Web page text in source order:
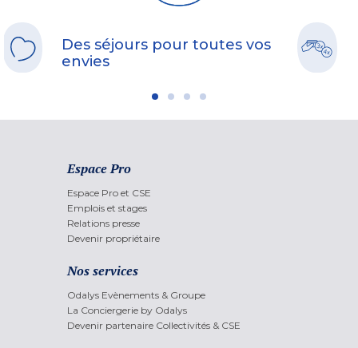
Des séjours pour toutes vos
envies
Espace Pro
Espace Pro et CSE
Emplois et stages
Relations presse
Devenir propriétaire
Nos services
Odalys Evènements & Groupe
La Conciergerie by Odalys
Devenir partenaire Collectivités & CSE